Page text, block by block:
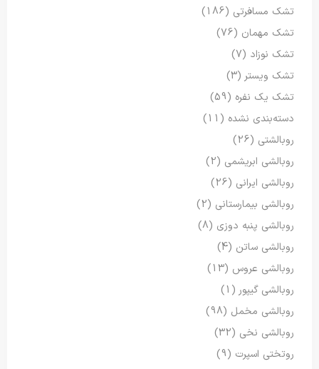
تشک مسافرتی (186)
تشک مهمان (76)
تشک نوزاد (7)
تشک ویستر(3)
تشک یک نفره (59)
دسته‌بندی نشده (11)
روبالشتی (26)
روبالشی ابریشمی (2)
روبالشی ایرانی (26)
روبالشی بیمارستانی (2)
روبالشی پنبه دوزی (8)
روبالشی ساتن (4)
روبالشی عروس (13)
روبالشی گیپور(1)
روبالشی مخمل (98)
روبالشی نخی (32)
روتختی اسپرت (9)